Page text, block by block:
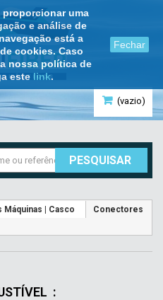
uma
e análise de
está a
cookies. Caso
nossa política de
este link.
Fechar
(vazio)
PESQUISAR
Máquinas | Casco
Conectores
: